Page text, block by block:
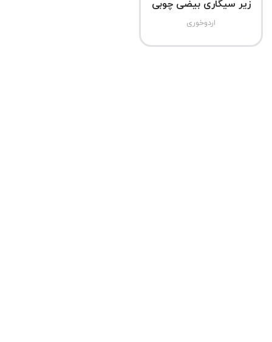
زیر سیگاری بیضی چوبی
اردوخوری